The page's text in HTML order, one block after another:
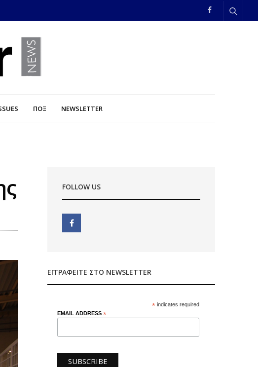
ΠΟΞ NEWSLETTER
FOLLOW US
ΕΓΓΡΑΦΕΊΤΕ ΣΤΟ NEWSLETTER
* indicates required
EMAIL ADDRESS *